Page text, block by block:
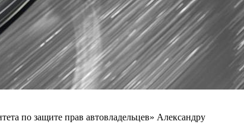
по защите прав автовладельцев» Александру